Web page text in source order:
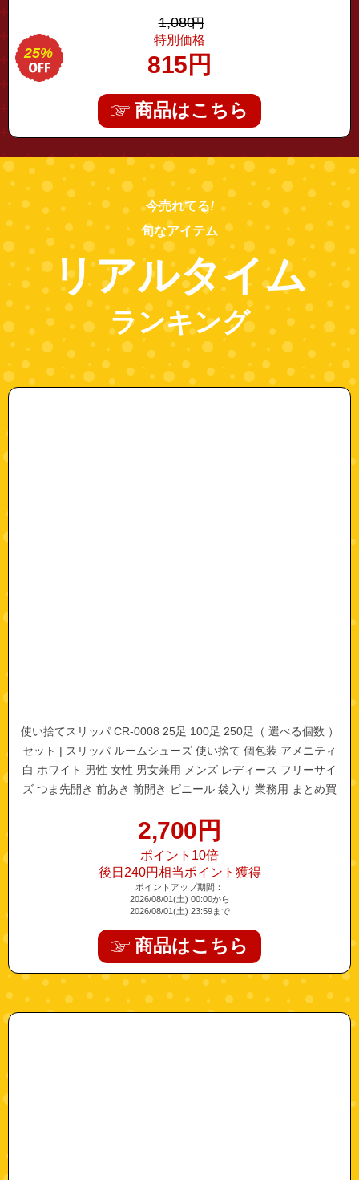
1,080円
特別価格
815 円
25%
商品はこちら
今売れてる!
旬なアイテム
リアルタイム
ランキング
"61503072-25"
使い捨てスリッパ CR-0008 25足 100足 250足（ 選べる個数 ）
セット | スリッパ ルームシューズ 使い捨て 個包装 アメニティ
白 ホワイト 男性 女性 男女兼用 メンズ レディース フリーサイ
ズ つま先開き 前あき 前開き ビニール 袋入り 業務用 まとめ買
2,700 円
ポイント10倍
後日240円相当ポイント獲得
ポイントアップ期間：
2026/08/01(土) 00:00から
2026/08/01(土) 23:59まで
商品はこちら
"73100155-100"